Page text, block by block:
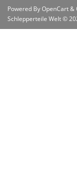
Powered ByOpenCart&
Schlepperteile Welt ©